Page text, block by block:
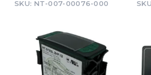
SKU: NT-007-00076-000